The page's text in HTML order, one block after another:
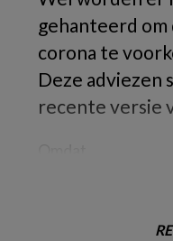
gehanteerd
corona te
Deze adviezen
recente versie